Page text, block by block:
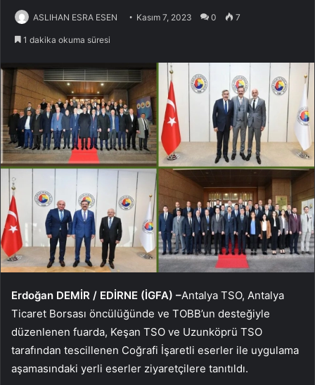
ASLIHAN ESRA ESEN Kasım 7, 2023 0 7
1 dakika okuma süresi
Erdoğan DEMİR / EDİRNE (İGFA) –Antalya TSO, Antalya
Ticaret Borsası öncülüğünde ve TOBB’un desteğiyle
düzenlenen fuarda, Keşan TSO ve Uzunköprü TSO
tarafından tescillenen Coğrafi İşaretli eserler ile uygulama
aşamasındaki yerli eserler ziyaretçilere tanıtıldı.